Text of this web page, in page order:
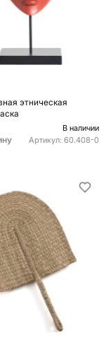
этническая
В наличии
Артикул: 60.408-0